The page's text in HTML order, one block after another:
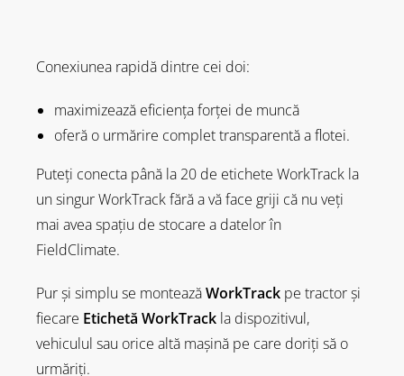
Conexiunea rapidă dintre cei doi:
maximizează eficiența forței de muncă
oferă o urmărire complet transparentă a flotei.
Puteți conecta până la 20 de etichete WorkTrack la
un singur WorkTrack fără a vă face griji că nu veți
mai avea spațiu de stocare a datelor în
FieldClimate.
Pur și simplu se monteazăWorkTrack pe tractor și
fiecare Etichetă WorkTrack la dispozitivul,
vehiculul sau orice altă mașină pe care doriți să o
urmăriți.